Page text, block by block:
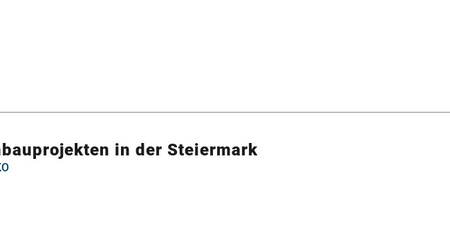
in der Steiermark